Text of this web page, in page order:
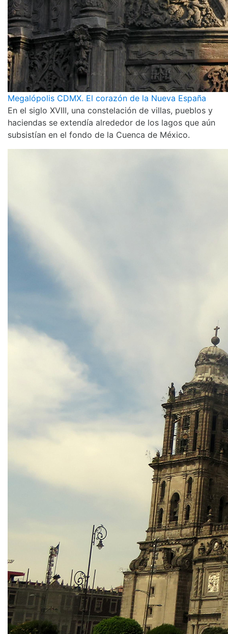
Megalópolis CDMX. El corazón de la Nueva España
En el siglo XVIII, una constelación de villas, pueblos y
haciendas se extendía alrededor de los lagos que aún
subsistían en el fondo de la Cuenca de México.